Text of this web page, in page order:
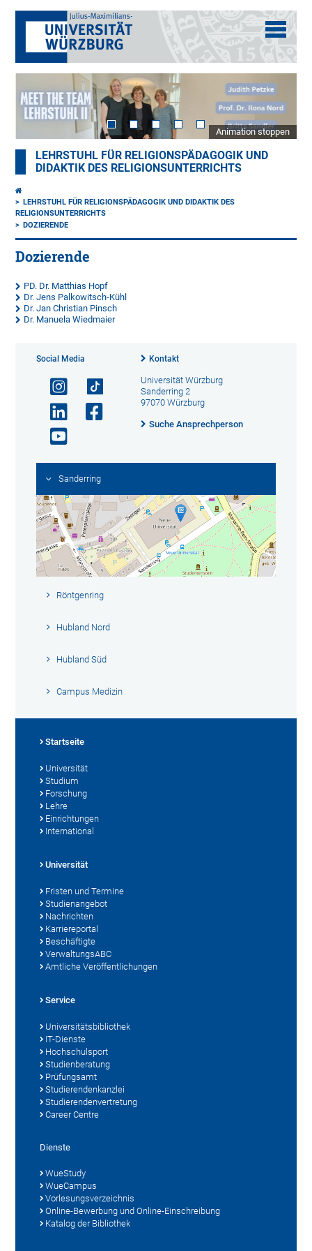
Animation stoppen
LEHRSTUHL FÜR RELIGIONSPÄDAGOGIK UND
DIDAKTIK DES RELIGIONSUNTERRICHTS
LEHRSTUHL FÜR RELIGIONSPÄDAGOGIK UND DIDAKTIK DES
RELIGIONSUNTERRICHTS
DOZIERENDE
Dozierende
PD. Dr. Matthias Hopf
Dr. Jens Palkowitsch-Kühl
Dr. Jan Christian Pinsch
Dr. Manuela Wiedmaier
Social Media Kontakt
Universität Würzburg
Sanderring 2
97070 Würzburg
Suche Ansprechperson
Sanderring
Röntgenring
Hubland Nord
Hubland Süd
Campus Medizin
Startseite
Universität
Studium
Forschung
Lehre
Einrichtungen
International
Universität
Fristen und Termine
Studienangebot
Nachrichten
Karriereportal
Beschäftigte
VerwaltungsABC
Amtliche Veröffentlichungen
Service
Universitätsbibliothek
IT-Dienste
Hochschulsport
Studienberatung
Prüfungsamt
Studierendenkanzlei
Studierendenvertretung
Career Centre
Dienste
WueStudy
WueCampus
Vorlesungsverzeichnis
Online-Bewerbung und Online-Einschreibung
Katalog der Bibliothek